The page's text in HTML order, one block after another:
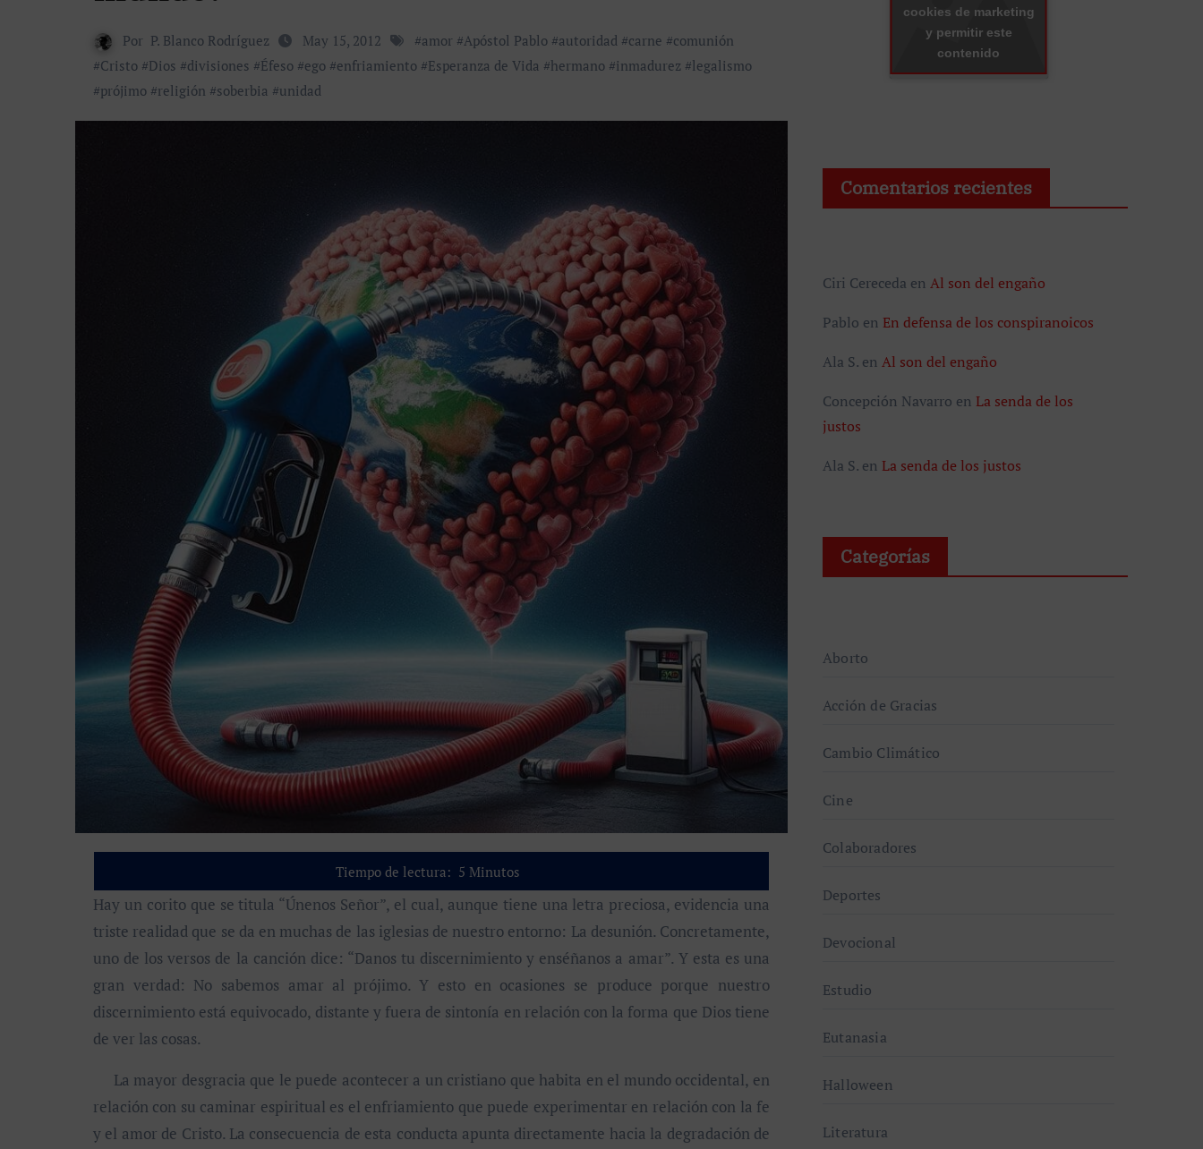
Por P. Blanco Rodríguez May 15, 2012 #amor #Apóstol Pablo #autoridad #carne #comunión
#Cristo #Dios #divisiones #Éfeso #ego #enfriamiento #Esperanza de Vida #hermano #inmadurez #legalismo
#prójimo #religión #soberbia #unidad
Tiempo de lectura: 5 Minutos
Hay un corito que se titula “Únenos Señor”, el cual, aunque tiene una letra preciosa, evidencia una
triste realidad que se da en muchas de las iglesias de nuestro entorno: La desunión. Concretamente,
uno de los versos de la canción dice: “Danos tu discernimiento y enséñanos a amar”. Y esta es una
gran verdad: No sabemos amar al prójimo. Y esto en ocasiones se produce porque nuestro
discernimiento está equivocado, distante y fuera de sintonía en relación con la forma que Dios tiene
de ver las cosas.
La mayor desgracia que le puede acontecer a un cristiano que habita en el mundo occidental, en
relación con su caminar espiritual es el enfriamiento que puede experimentar en relación con la fe
y el amor de Cristo. La consecuencia de esta conducta apunta directamente hacia la degradación de
cookies de marketing
y permitir este
contenido
Comentarios recientes
Ciri Cereceda en Al son del engaño
Pablo en En defensa de los conspiranoicos
Ala S. en Al son del engaño
Concepción Navarro en La senda de los
justos
Ala S. en La senda de los justos
Categorías
Aborto
Acción de Gracias
Cambio Climático
Cine
Colaboradores
Deportes
Devocional
Estudio
Eutanasia
Halloween
Literatura